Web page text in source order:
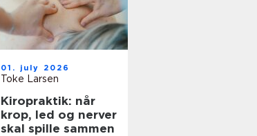
01. july 2026
Toke Larsen
Kiropraktik: når
krop, led og nerver
skal spille sammen